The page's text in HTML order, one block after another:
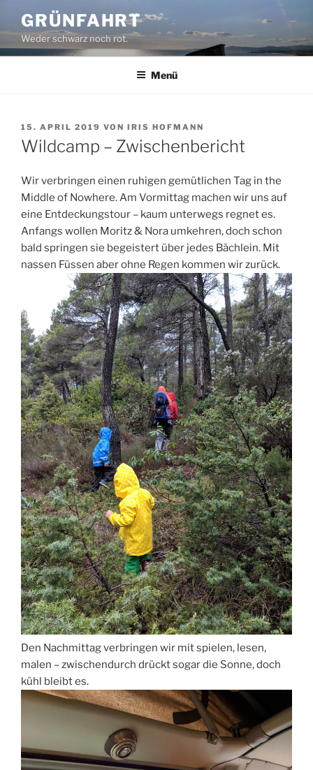
Inhalt
springen
GRÜNFAHRT
Weder schwarz noch rot.
Menü
VERÖFFENTLICHT
AM
15. APRIL 2019 VON IRIS HOFMANN
Wildcamp – Zwischenbericht
Wir verbringen einen ruhigen gemütlichen Tag in the
Middle of Nowhere. Am Vormittag machen wir uns auf
eine Entdeckungstour – kaum unterwegs regnet es.
Anfangs wollen Moritz & Nora umkehren, doch schon
bald springen sie begeistert über jedes Bächlein. Mit
nassen Füssen aber ohne Regen kommen wir zurück.
Den Nachmittag verbringen wir mit spielen, lesen,
malen – zwischendurch drückt sogar die Sonne, doch
kühl bleibt es.